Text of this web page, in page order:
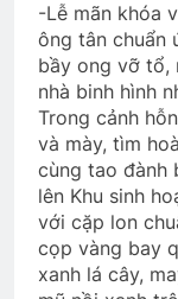
-Lễ mãn khóa
ông tân chuẩn
bầy ong vỡ tổ,
nhà binh hình
Trong cảnh
và mày, tìm
cùng tao đành
lên Khu sinh
với cặp lon
cọp vàng bay
xanh lá cây,